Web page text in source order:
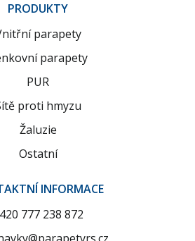
PRODUKTY
parapety
parapety
PUR
proti hmyzu
Žaluzie
Ostatní
INFORMACE
777 238 872